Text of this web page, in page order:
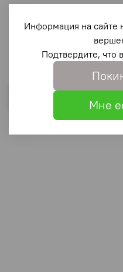
В избранное
Выбрать
Информация на сайте
Подтвердите, что
Мне